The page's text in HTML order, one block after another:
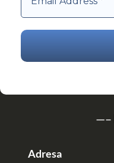
—–
Adresa